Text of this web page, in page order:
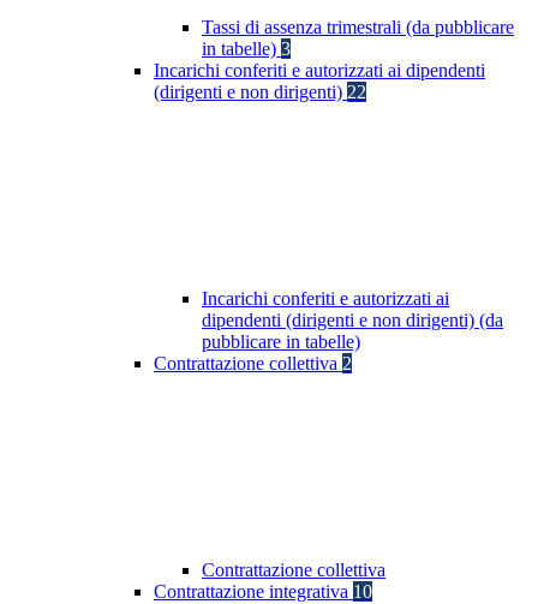
Tassi di assenza trimestrali (da pubblicare
in tabelle) 3
Incarichi conferiti e autorizzati ai dipendenti
(dirigenti e non dirigenti) 22
Incarichi conferiti e autorizzati ai
dipendenti (dirigenti e non dirigenti) (da
pubblicare in tabelle)
Contrattazione collettiva 2
Contrattazione collettiva
Contrattazione integrativa 10